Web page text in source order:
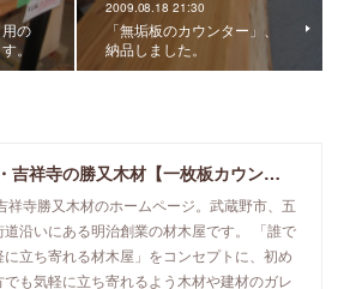
の
。
2009.08.18 21:30
「無垢板のカウンター」、
納品しました。
東京・吉祥寺の勝又木材【一枚板カウンター】
祥寺勝又木材のホームページ。武蔵野市、五
道沿いにある明治創業の材木屋です。 「誰で
に立ち寄れる材木屋」をコンセプトに、初め
でも気軽に立ち寄れるよう木材や建材のガレ